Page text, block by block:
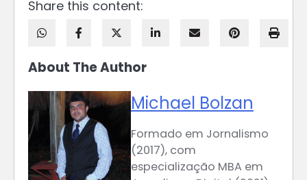
Share this content:
About The Author
Michael Bolzan
Formado em Jornalismo
(2017), com
especialização MBA em